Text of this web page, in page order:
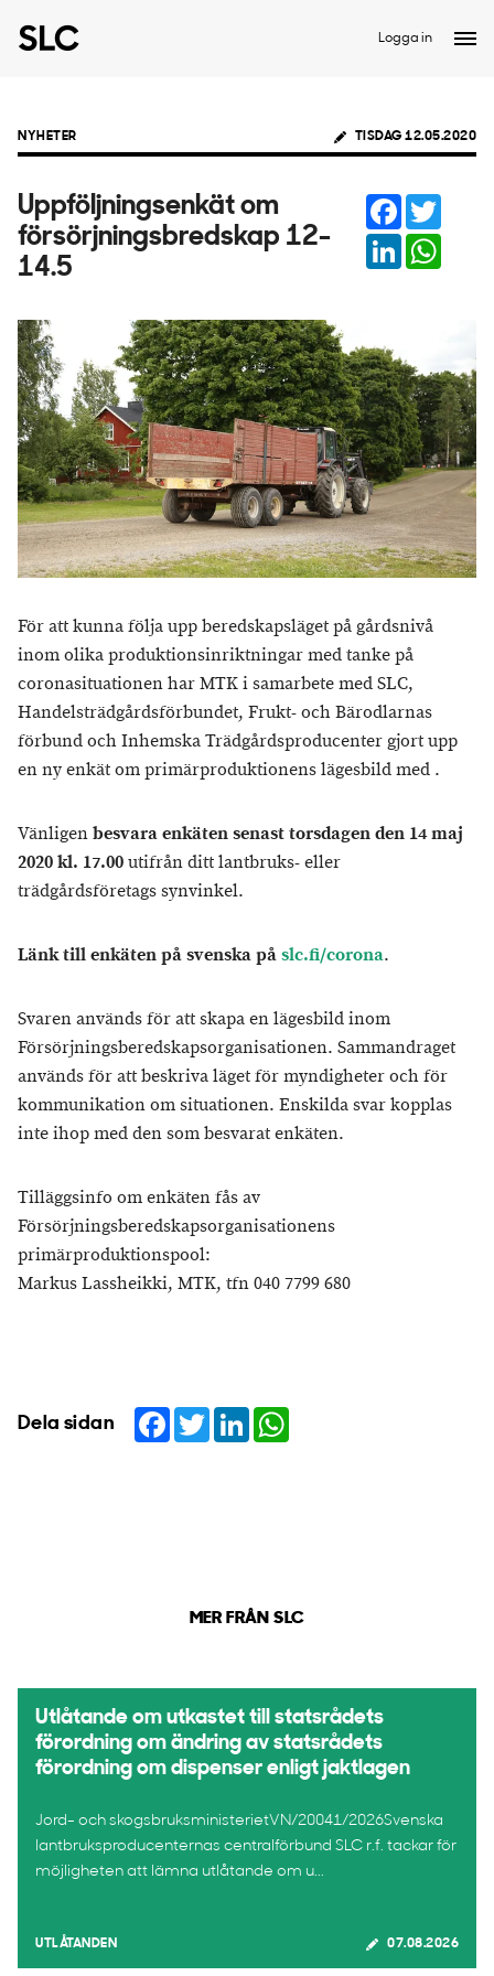
Logga in
NYHETER TISDAG 12.05.2020
Uppföljningsenkät om
försörjningsbredskap 12-
14.5
Facebook
LinkedIn
För att kunna följa upp beredskapsläget på gårdsnivå
inom olika produktionsinriktningar med tanke på
coronasituationen har MTK i samarbete med SLC,
Handelsträdgårdsförbundet, Frukt- och Bärodlarnas
förbund och Inhemska Trädgårdsproducenter gjort upp
en ny enkät om primärproduktionens lägesbild med .
Vänligenbesvara enkäten senast torsdagen den 14 maj
2020 kl. 17.00utifrån ditt lantbruks- eller
trädgårdsföretags synvinkel.
Länk till enkäten på svenska påslc.fi/corona.
Svaren används för att skapa en lägesbild inom
Försörjningsberedskapsorganisationen. Sammandraget
används för att beskriva läget för myndigheter och för
kommunikation om situationen. Enskilda svar kopplas
inte ihop med den som besvarat enkäten.
Tilläggsinfo om enkäten fås av
Försörjningsberedskapsorganisationens
primärproduktionspool:
Markus Lassheikki, MTK, tfn 040 7799 680
Dela sidan Facebook
TwitterLinkedIn
MER FRÅN SLC
Utlåtande om utkastet till statsrådets
förordning om ändring av statsrådets
förordning om dispenser enligt jaktlagen
Jord- och skogsbruksministerietVN/20041/2026Svenska
lantbruksproducenternas centralförbund SLC r.f. tackar för
möjligheten att lämna utlåtande om u...
UTLÅTANDEN 07.08.2026